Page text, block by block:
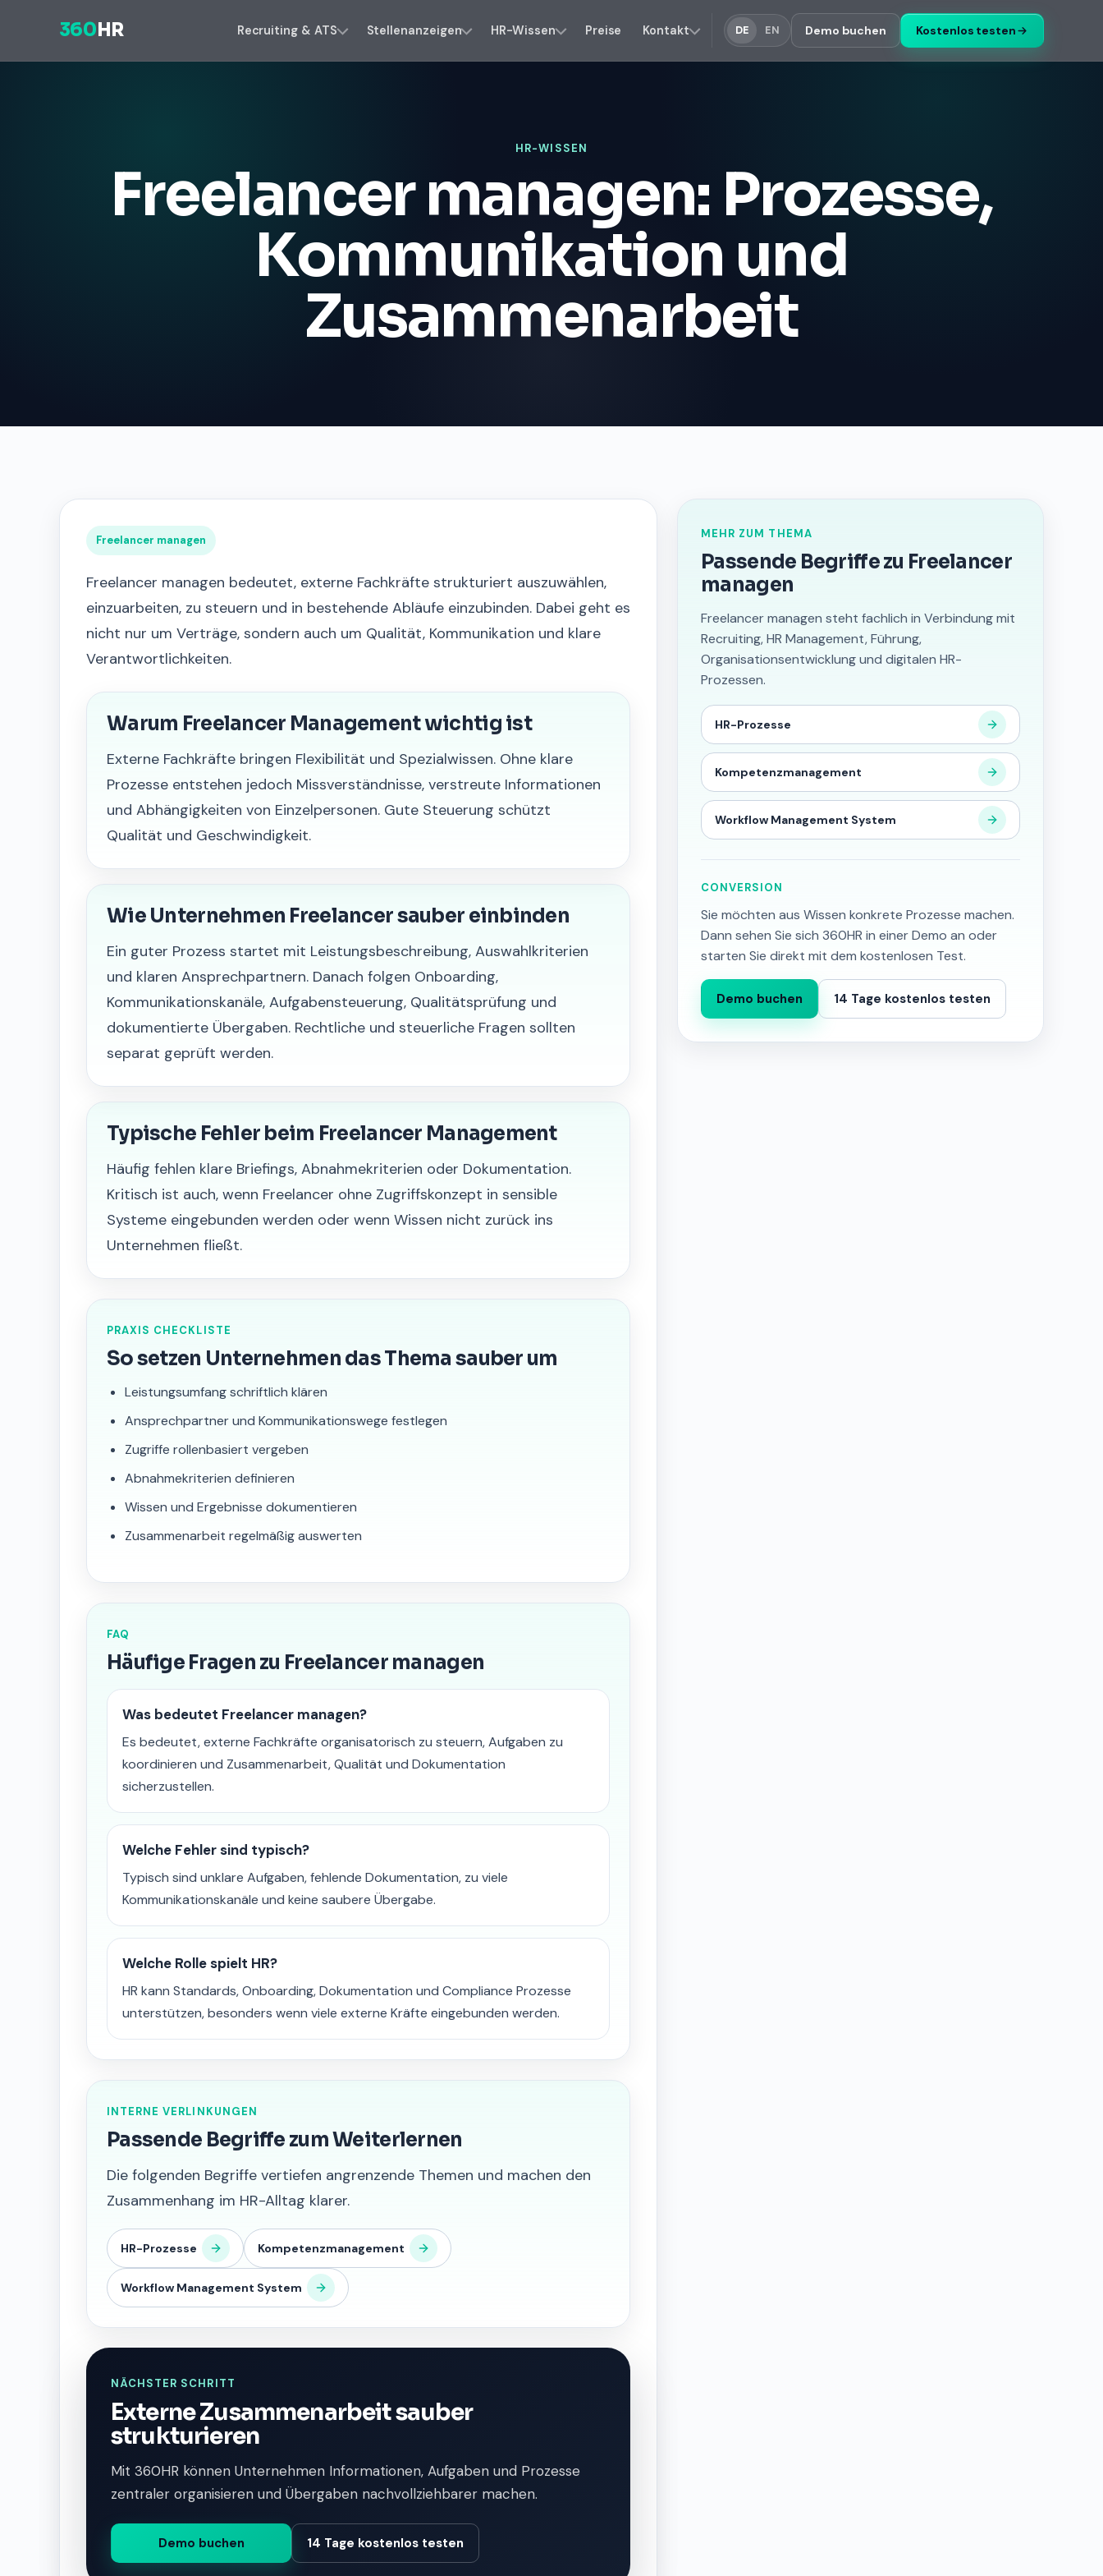
360 HR Recruiting & ATS Stellenanzeigen HR-Wissen Preise Kontakt DE EN Demo buchen Kostenlos testen
HR-WISSEN
Freelancer managen: Prozesse,
Kommunikation und
Zusammenarbeit
Freelancer managen
Freelancer managen bedeutet, externe Fachkräfte strukturiert auszuwählen,
einzuarbeiten, zu steuern und in bestehende Abläufe einzubinden. Dabei geht es
nicht nur um Verträge, sondern auch um Qualität, Kommunikation und klare
Verantwortlichkeiten.
Warum Freelancer Management wichtig ist
Externe Fachkräfte bringen Flexibilität und Spezialwissen. Ohne klare
Prozesse entstehen jedoch Missverständnisse, verstreute Informationen
und Abhängigkeiten von Einzelpersonen. Gute Steuerung schützt
Qualität und Geschwindigkeit.
Wie Unternehmen Freelancer sauber einbinden
Ein guter Prozess startet mit Leistungsbeschreibung, Auswahlkriterien
und klaren Ansprechpartnern. Danach folgen Onboarding,
Kommunikationskanäle, Aufgabensteuerung, Qualitätsprüfung und
dokumentierte Übergaben. Rechtliche und steuerliche Fragen sollten
separat geprüft werden.
Typische Fehler beim Freelancer Management
Häufig fehlen klare Briefings, Abnahmekriterien oder Dokumentation.
Kritisch ist auch, wenn Freelancer ohne Zugriffskonzept in sensible
Systeme eingebunden werden oder wenn Wissen nicht zurück ins
Unternehmen fließt.
PRAXIS CHECKLISTE
So setzen Unternehmen das Thema sauber um
Leistungsumfang schriftlich klären
Ansprechpartner und Kommunikationswege festlegen
Zugriffe rollenbasiert vergeben
Abnahmekriterien definieren
Wissen und Ergebnisse dokumentieren
Zusammenarbeit regelmäßig auswerten
FAQ
Häufige Fragen zu Freelancer managen
Was bedeutet Freelancer managen?
Es bedeutet, externe Fachkräfte organisatorisch zu steuern, Aufgaben zu
koordinieren und Zusammenarbeit, Qualität und Dokumentation
sicherzustellen.
Welche Fehler sind typisch?
Typisch sind unklare Aufgaben, fehlende Dokumentation, zu viele
Kommunikationskanäle und keine saubere Übergabe.
Welche Rolle spielt HR?
HR kann Standards, Onboarding, Dokumentation und Compliance Prozesse
unterstützen, besonders wenn viele externe Kräfte eingebunden werden.
INTERNE VERLINKUNGEN
Passende Begriffe zum Weiterlernen
Die folgenden Begriffe vertiefen angrenzende Themen und machen den
Zusammenhang im HR-Alltag klarer.
HR-Prozesse Kompetenzmanagement
Workflow Management System
NÄCHSTER SCHRITT
Externe Zusammenarbeit sauber
strukturieren
Mit 360HR können Unternehmen Informationen, Aufgaben und Prozesse
zentraler organisieren und Übergaben nachvollziehbarer machen.
Demo buchen 14 Tage kostenlos testen
MEHR ZUM THEMA
Passende Begriffe zu Freelancer
managen
Freelancer managen steht fachlich in Verbindung mit
Recruiting, HR Management, Führung,
Organisationsentwicklung und digitalen HR-
Prozessen.
HR-Prozesse
Kompetenzmanagement
Workflow Management System
CONVERSION
Sie möchten aus Wissen konkrete Prozesse machen.
Dann sehen Sie sich 360HR in einer Demo an oder
starten Sie direkt mit dem kostenlosen Test.
Demo buchen 14 Tage kostenlos testen